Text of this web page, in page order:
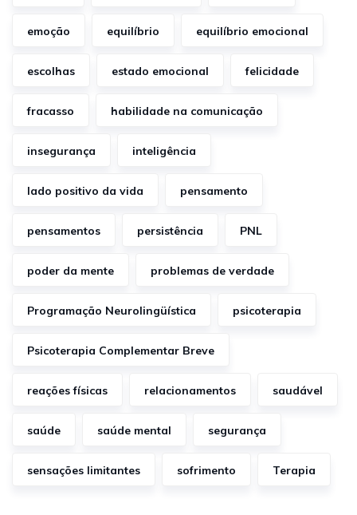
emoção equilíbrio equilíbrio emocional
escolhas estado emocional felicidade
fracasso habilidade na comunicação
insegurança inteligência
lado positivo da vida pensamento
pensamentos persistência PNL
poder da mente problemas de verdade
Programação Neurolingüística psicoterapia
Psicoterapia Complementar Breve
reações físicas relacionamentos saudável
saúde saúde mental segurança
sensações limitantes sofrimento Terapia